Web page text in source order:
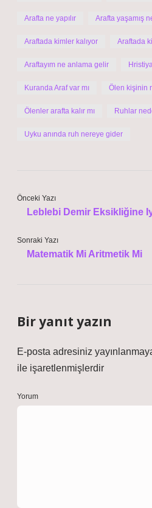
Arafta ne yapılır Arafta yaşamış
Araftada kimler kalıyor Araftada
Araftayım ne anlama gelir
Kuranda Araf var mı Ölen kişinin
Ölenler arafta kalır mı Ruhlar
Uyku anında ruh nereye gider
Önceki Yazı
Leblebi Demir Eksikliğine
Sonraki Yazı
Matematik Mi Aritmetik Mi
Bir yanıt yazın
E-posta adresiniz
ile işaretlenmişlerdir
Yorum